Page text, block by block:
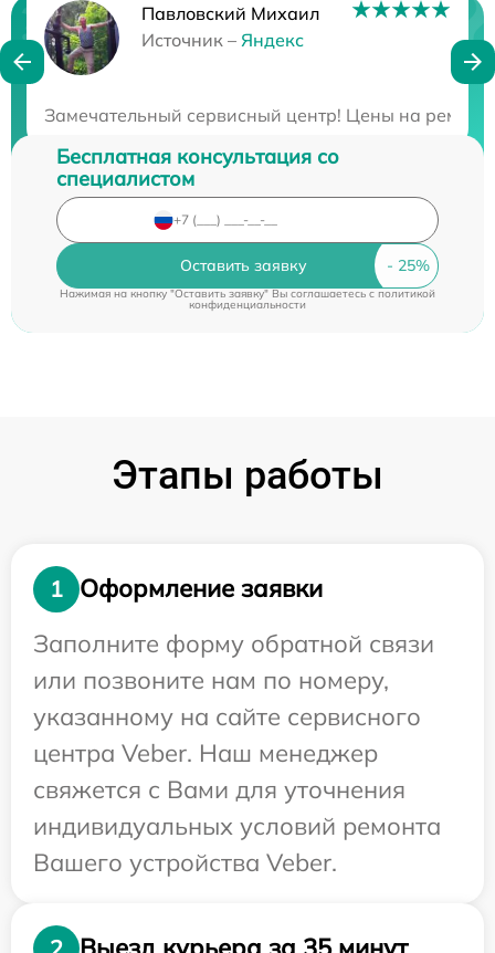
Павловский Михаил
Источник – Яндекс
Замечательный сервисный центр! Цены на ремонт
Нужна консультация?
Бесплатная консультация со
специалистом
Оставить заявку
Нажимая на кнопку "Оставить заявку" Вы соглашаетесь cполитикой
конфиденциальности
Этапы работы
1
Оформление заявки
Заполните форму обратной связи
или позвоните нам по номеру,
указанному на сайте сервисного
центра Veber. Наш менеджер
свяжется с Вами для уточнения
индивидуальных условий ремонта
Вашего устройства Veber.